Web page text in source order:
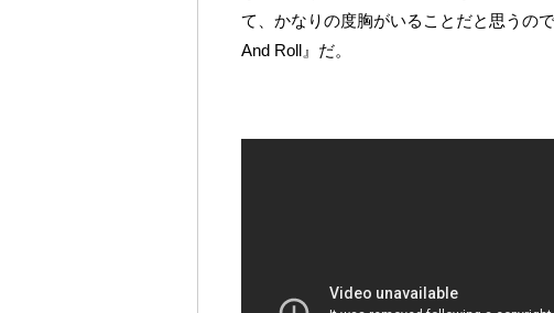
て、かなりの度胸がいることだと思うの
And Roll』だ。